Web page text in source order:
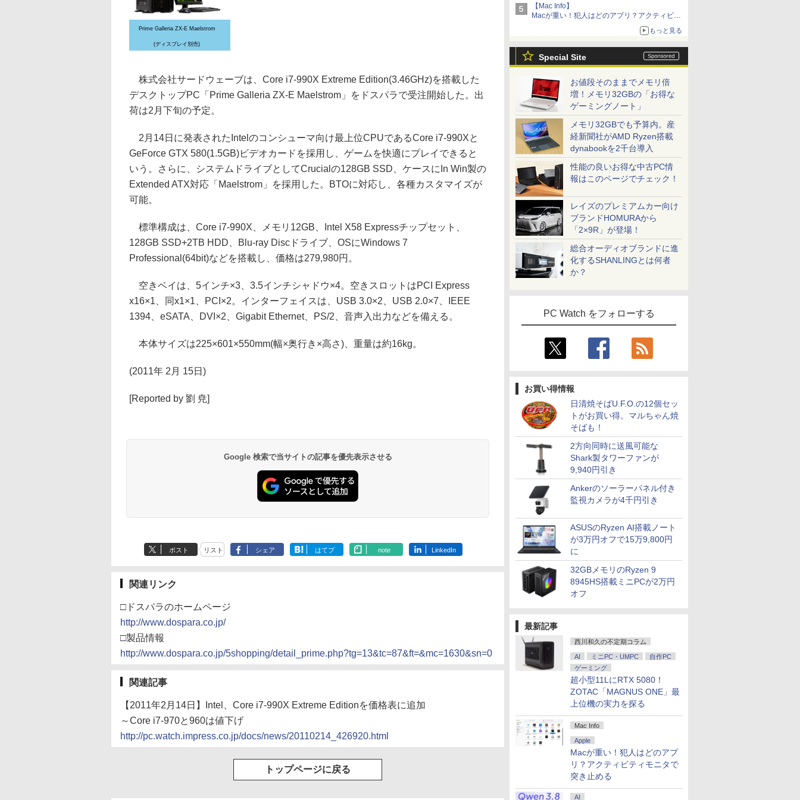
【Mac Info】
Macが重い！犯人はどのアプリ？アクティビテ
もっと見る
Special Site
お値段そのままでメモリ倍
増！メモリ32GBの「お得な
ゲーミングノート」
メモリ32GBでも予算内。産
経新聞社がAMD Ryzen搭載
dynabookを2千台導入
性能の良いお得な中古PC情
報はこのページでチェック！
レイズのプレミアムカー向け
ブランドHOMURAから
「2×9R」が登場！
総合オーディオブランドに進
化するSHANLINGとは何者
か？
PC Watch をフォローする
お買い得情報
日清焼そばU.F.O.の12個セッ
トがお買い得。マルちゃん焼
そばも！
2方向同時に送風可能な
Shark製タワーファンが
9,940円引き
Ankerのソーラーパネル付き
監視カメラが4千円引き
ASUSのRyzen AI搭載ノート
が3万円オフで15万9,800円
に
32GBメモリのRyzen 9
8945HS搭載ミニPCが2万円
オフ
最新記事
西川和久の不定期コラム
AI ミニPC・UMPC
自作PC
ゲーミング
超小型11LにRTX 5080！
ZOTAC「MAGNUS ONE」最
上位機の実力を探る
Mac Info
Apple
Macが重い！犯人はどのアプ
リ？アクティビティモニタで
突き止める
AI
Prime Galleria ZX-E Maelstrom
(ディスプレイ別売)
株式会社サードウェーブは、Core i7-990X Extreme Edition(3.46GHz)を搭載した
デスクトップPC「Prime Galleria ZX-E Maelstrom」をドスパラで受注開始した。出
荷は2月下旬の予定。
2月14日に発表されたIntelのコンシューマ向け最上位CPUであるCore i7-990Xと
GeForce GTX 580(1.5GB)ビデオカードを採用し、ゲームを快適にプレイできると
いう。さらに、システムドライブとしてCrucialの128GB SSD、ケースにIn Win製の
Extended ATX対応「Maelstrom」を採用した。BTOに対応し、各種カスタマイズが
可能。
標準構成は、Core i7-990X、メモリ12GB、Intel X58 Expressチップセット、
128GB SSD+2TB HDD、Blu-ray Discドライブ、OSにWindows 7
Professional(64bit)などを搭載し、価格は279,980円。
空きベイは、5インチ×3、3.5インチシャドウ×4。空きスロットはPCI Express
x16×1、同x1×1、PCI×2。インターフェイスは、USB 3.0×2、USB 2.0×7、IEEE
1394、eSATA、DVI×2、Gigabit Ethernet、PS/2、音声入出力などを備える。
本体サイズは225×601×550mm(幅×奥行き×高さ)、重量は約16kg。
(2011年 2月 15日)
[Reported by 劉 尭]
Google 検索で当サイトの記事を優先表示させる
ポスト リスト シェア はてブ note LinkedIn
関連リンク
□ドスパラのホームページ
http://www.dospara.co.jp/
□製品情報
http://www.dospara.co.jp/5shopping/detail_prime.php?tg=13&tc=87&ft=&mc=1630&sn=0
関連記事
【2011年2月14日】Intel、Core i7-990X Extreme Editionを価格表に追加
～Core i7-970と960は値下げ
http://pc.watch.impress.co.jp/docs/news/20110214_426920.html
トップページに戻る